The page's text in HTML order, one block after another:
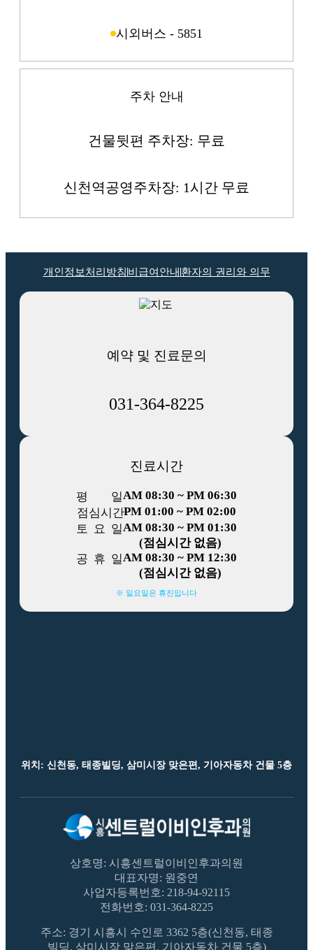
시외버스 - 5851
주차 안내
건물뒷편 주차장: 무료
신천역공영주차장: 1시간 무료
개인정보처리방침 비급여안내 환자의 권리와 의무
예약 및 진료문의
031-364-8225
진료시간
평 일AM 08:30 ~ PM 06:30
점심시 간PM 01:00 ~ PM 02:00
토 요 일AM 08:30 ~ PM 01:30
(점심시간 없음)
공 휴 일AM 08:30 ~ PM 12:30
(점심시간 없음)
※ 일요일은 휴진입니다
위치: 신천동, 태종빌딩, 삼미시장 맞은편, 기아자동차 건물 5층
상호명: 시흥센트럴이비인후과의원
대표자명: 원중연
사업자등록번호: 218-94-92115
전화번호: 031-364-8225
주소: 경기 시흥시 수인로 3362 5층(신천동, 태종
빌딩, 삼미시장 맞은편, 기아자동차 건물 5층)